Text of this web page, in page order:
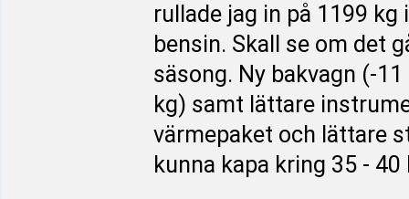
rullade jag in på 1199
bensin. Skall se om det
säsong. Ny bakvagn (-
kg) samt lättare
värmepaket och lättare
kunna kapa kring 35 - 40